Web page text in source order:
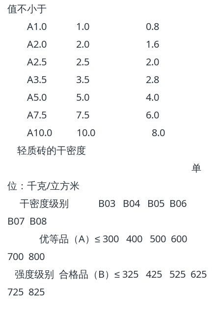
值不小于
A1.0 1.0 0.8
A2.0 2.0 1.6
A2.5 2.5 2.0
A3.5 3.5 2.8
A5.0 5.0 4.0
A7.5 7.5 6.0
A10.0 10.0 8.0
轻质砖的干密度
单
位：千克/立方米
干密度级别 B03 B04 B05 B06
B07 B08
优等品（A）≤ 300 400 500 600
700 800
强度级别 合格品（B）≤ 325 425 525 625
725 825